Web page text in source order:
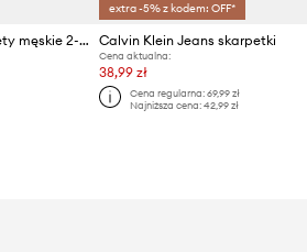
Calvin Klein Jeans skarpety męskie 2-pack
extra -5% z kodem: OFF*
Calvin Klein Jeans skarpetki
Cena aktualna:
38,99 zł
Cena regularna: 69,99 zł
Najniższa cena: 42,99 zł